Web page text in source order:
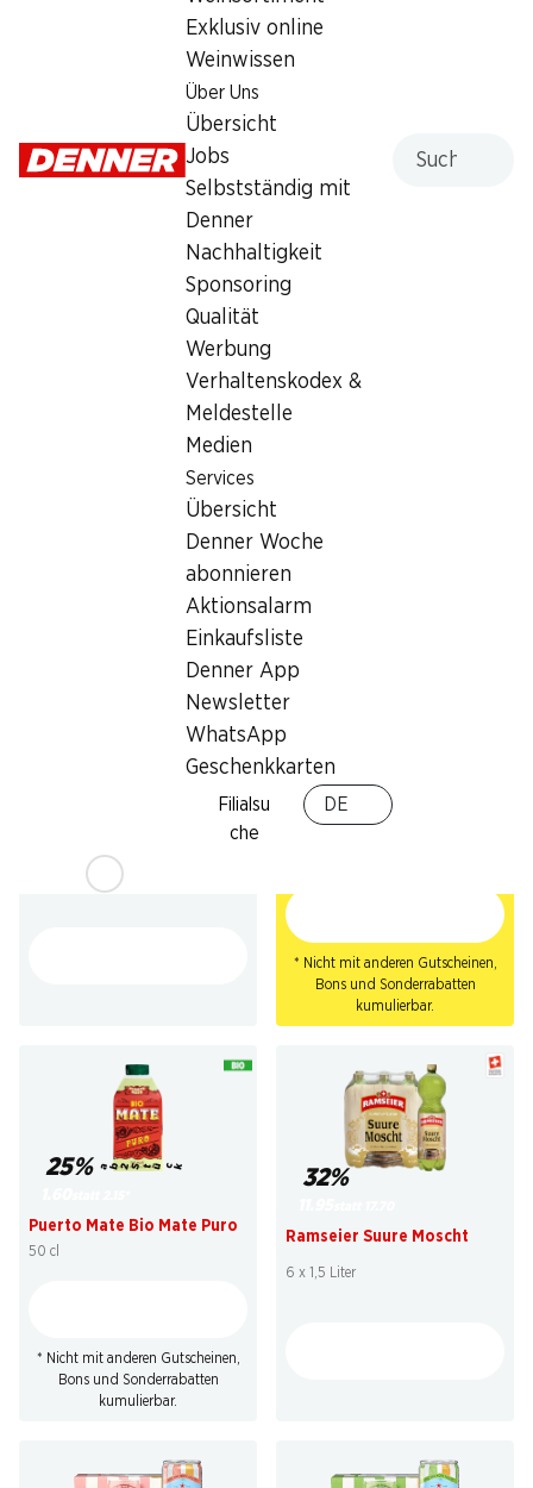
Exklusiv online
Weinwissen
Über Uns
Übersicht
Jobs
Selbstständig mit
Denner
Nachhaltigkeit
Sponsoring
Qualität
Werbung
Verhaltenskodex &
Meldestelle
Medien
Services
Übersicht
Denner Woche
abonnieren
Aktionsalarm
Einkaufsliste
Denner App
Newsletter
WhatsApp
Geschenkkarten
Filialsu
che
DE
7.15statt 14.35
Coca-Cola Zero Koffein
Rocchetta Mineralwasser
Naturale
Capri-Sun Multivitamin
10 x 20 cl
Golden Eagle Energy Drink
24 x 25 cl
25%
2.90statt 3.90 *
* Nicht mit anderen Gutscheinen,
Bons und Sonderrabatten
kumulierbar.
25% ab 2 Stück
Puerto Mate Bio Mate Puro
50 cl
* Nicht mit anderen Gutscheinen,
Bons und Sonderrabatten
kumulierbar.
32%
Ramseier Suure Moscht
6 x 1,5 Liter